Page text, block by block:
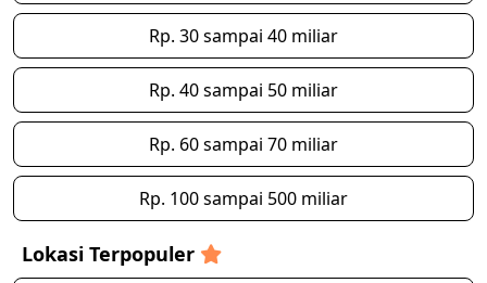
Rp. 30 sampai 40 miliar
Rp. 40 sampai 50 miliar
Rp. 60 sampai 70 miliar
Rp. 100 sampai 500 miliar
Lokasi Terpopuler